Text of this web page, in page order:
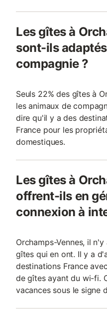
Les gîtes à
sont-ils
compagnie ?
Seuls 22% des gîtes à
les animaux de
dire qu'il y a des
France pour les
domestiques.
Les gîtes à
offrent-ils en
connexion à
Orchamps-Vennes, il
gîtes qui en ont. Il y a
destinations France
de gîtes ayant du wi-fi.
vacances sous le signe